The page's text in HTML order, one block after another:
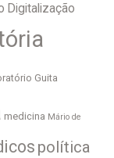
Digitalização
Guita
medicina Mário de
política